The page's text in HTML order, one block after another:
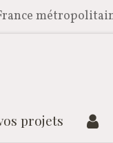
projets